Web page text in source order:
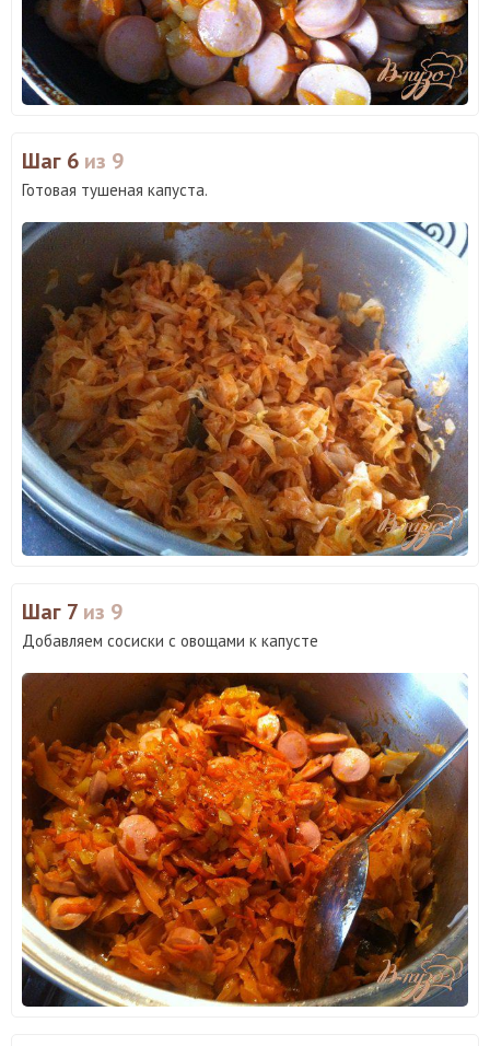
Шаг 6 из 9
Готовая тушеная капуста.
Шаг 7 из 9
Добавляем сосиски с овощами к капусте